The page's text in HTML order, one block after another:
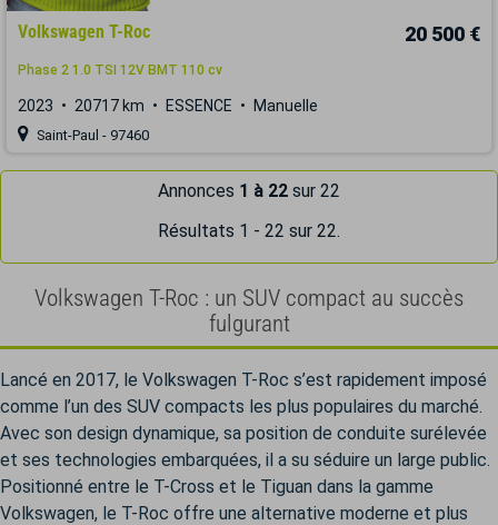
Volkswagen T-Roc 20 500 €
Phase 2 1.0 TSI 12V BMT 110 cv
2023 20717 km ESSENCE Manuelle
Saint-Paul - 97460
Annonces 1 à 22 sur 22
Résultats 1 - 22 sur 22.
Volkswagen T-Roc : un SUV compact au succès
fulgurant
Lancé en 2017, le Volkswagen T-Roc s’est rapidement imposé
comme l’un des SUV compacts les plus populaires du marché.
Avec son design dynamique, sa position de conduite surélevée
et ses technologies embarquées, il a su séduire un large public.
Positionné entre le T-Cross et le Tiguan dans la gamme
Volkswagen, le T-Roc offre une alternative moderne et plus